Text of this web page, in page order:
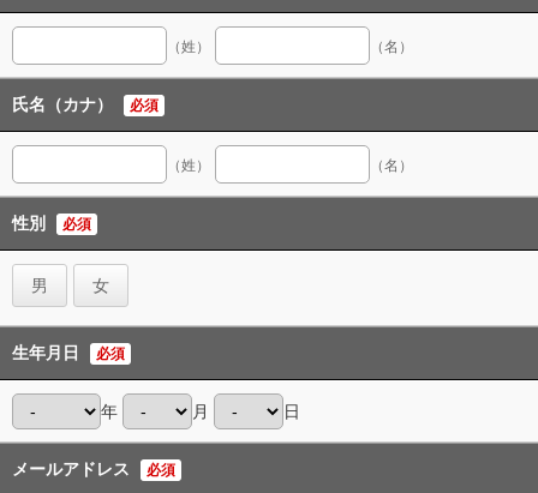
（姓） （名）
氏名（カナ） 必須
（姓） （名）
性別 必須
男 女
生年月日 必須
年 月 日
メールアドレス 必須